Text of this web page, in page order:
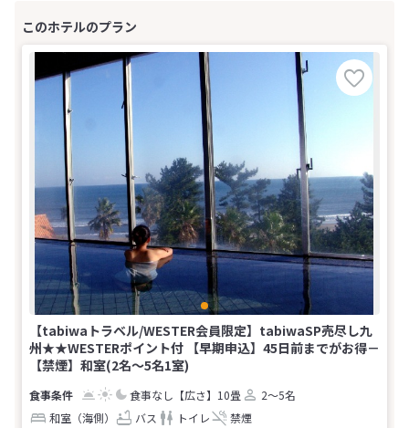
【tabiwaトラベル/WESTER会員限定】tabiwaSP売尽し九
州★★WESTERポイント付 【早期申込】45日前までがお得－
【禁煙】和室(2名～5名1室)
食事なし 【広さ】10畳
2～5名
和室（海側）
バス トイレ 禁煙